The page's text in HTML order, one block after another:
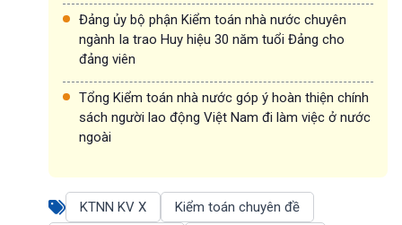
Đảng ủy bộ phận Kiểm toán nhà nước chuyên
ngành Ia trao Huy hiệu 30 năm tuổi Đảng cho
đảng viên
Tổng Kiểm toán nhà nước góp ý hoàn thiện chính
sách người lao động Việt Nam đi làm việc ở nước
ngoài
KTNN KV X
Kiểm toán chuyên đề